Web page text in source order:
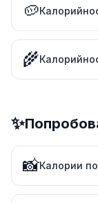
🥔
🌾
✨
📸Калории